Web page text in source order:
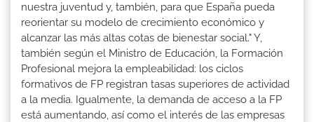
nuestra juventud y, también, para que España pueda
reorientar su modelo de crecimiento económico y
alcanzar las más altas cotas de bienestar social." Y,
también según el Ministro de Educación, la Formación
Profesional mejora la empleabilidad: los ciclos
formativos de FP registran tasas superiores de actividad
a la media. Igualmente, la demanda de acceso a la FP
está aumentando, así como el interés de las empresas